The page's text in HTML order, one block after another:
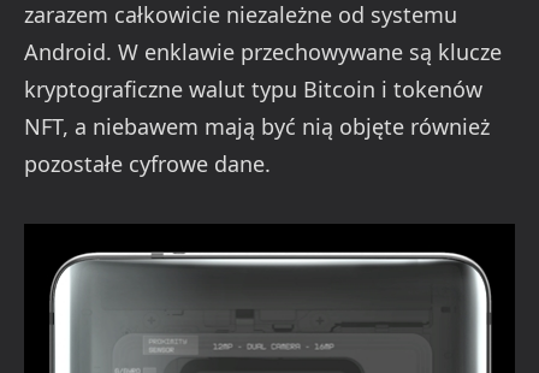
zarazem całkowicie niezależne od systemu
Android. W enklawie przechowywane są klucze
kryptograficzne walut typu Bitcoin i tokenów
NFT, a niebawem mają być nią objęte również
pozostałe cyfrowe dane.